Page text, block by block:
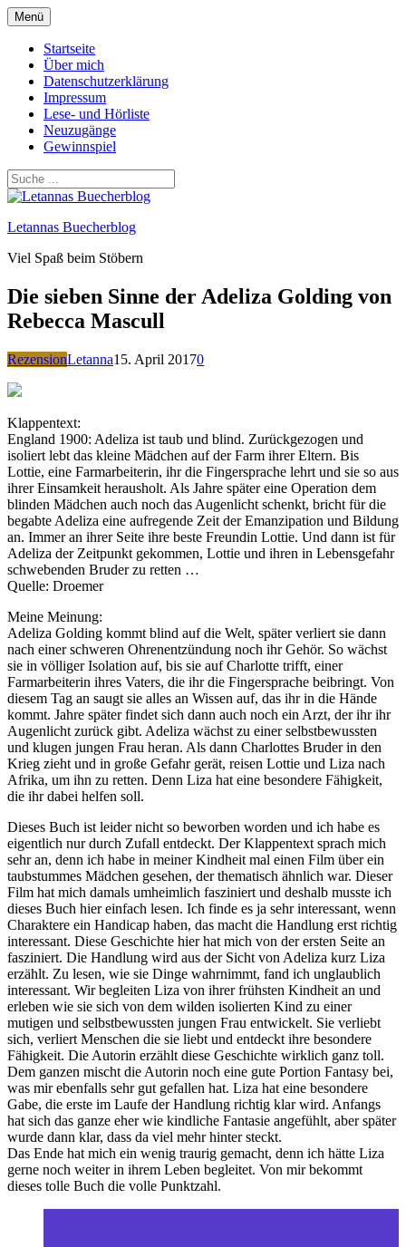
Zum
Inhalt
springen
Menü
Startseite
Über mich
Datenschutzerklärung
Impressum
Lese- und Hörliste
Neuzugänge
Gewinnspiel
Letannas Buecherblog
Viel Spaß beim Stöbern
Die sieben Sinne der Adeliza Golding von
Rebecca Mascull
RezensionLetanna15. April 20170
Klappentext:
England 1900: Adeliza ist taub und blind. Zurückgezogen und
isoliert lebt das kleine Mädchen auf der Farm ihrer Eltern. Bis
Lottie, eine Farmarbeiterin, ihr die Fingersprache lehrt und sie so aus
ihrer Einsamkeit herausholt. Als Jahre später eine Operation dem
blinden Mädchen auch noch das Augenlicht schenkt, bricht für die
begabte Adeliza eine aufregende Zeit der Emanzipation und Bildung
an. Immer an ihrer Seite ihre beste Freundin Lottie. Und dann ist für
Adeliza der Zeitpunkt gekommen, Lottie und ihren in Lebensgefahr
schwebenden Bruder zu retten …
Quelle: Droemer
Meine Meinung:
Adeliza Golding kommt blind auf die Welt, später verliert sie dann
nach einer schweren Ohrenentzündung noch ihr Gehör. So wächst
sie in völliger Isolation auf, bis sie auf Charlotte trifft, einer
Farmarbeiterin ihres Vaters, die ihr die Fingersprache beibringt. Von
diesem Tag an saugt sie alles an Wissen auf, das ihr in die Hände
kommt. Jahre später findet sich dann auch noch ein Arzt, der ihr ihr
Augenlicht zurück gibt. Adeliza wächst zu einer selbstbewussten
und klugen jungen Frau heran. Als dann Charlottes Bruder in den
Krieg zieht und in große Gefahr gerät, reisen Lottie und Liza nach
Afrika, um ihn zu retten. Denn Liza hat eine besondere Fähigkeit,
die ihr dabei helfen soll.
Dieses Buch ist leider nicht so beworben worden und ich habe es
eigentlich nur durch Zufall entdeckt. Der Klappentext sprach mich
sehr an, denn ich habe in meiner Kindheit mal einen Film über ein
taubstummes Mädchen gesehen, der thematisch ähnlich war. Dieser
Film hat mich damals umheimlich fasziniert und deshalb musste ich
dieses Buch hier einfach lesen. Ich finde es ja sehr interessant, wenn
Charaktere ein Handicap haben, das macht die Handlung erst richtig
interessant. Diese Geschichte hier hat mich von der ersten Seite an
fasziniert. Die Handlung wird aus der Sicht von Adeliza kurz Liza
erzählt. Zu lesen, wie sie Dinge wahrnimmt, fand ich unglaublich
interessant. Wir begleiten Liza von ihrer frühsten Kindheit an und
erleben wie sie sich von dem wilden isolierten Kind zu einer
mutigen und selbstbewussten jungen Frau entwickelt. Sie verliebt
sich, verliert Menschen die sie liebt und entdeckt ihre besondere
Fähigkeit. Die Autorin erzählt diese Geschichte wirklich ganz toll.
Dem ganzen mischt die Autorin noch eine gute Portion Fantasy bei,
was mir ebenfalls sehr gut gefallen hat. Liza hat eine besondere
Gabe, die erste im Laufe der Handlung richtig klar wird. Anfangs
hat sich das ganze eher wie kindliche Fantasie angefühlt, aber später
wurde dann klar, dass da viel mehr hinter steckt.
Das Ende hat mich ein wenig traurig gemacht, denn ich hätte Liza
gerne noch weiter in ihrem Leben begleitet. Von mir bekommt
dieses tolle Buch die volle Punktzahl.